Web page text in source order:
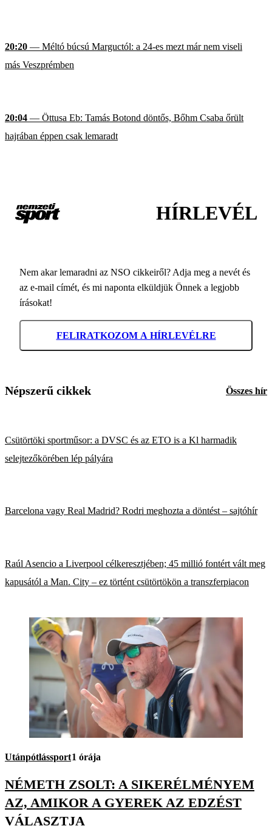
20:20 — Méltó búcsú Marguctól: a 24-es mezt már nem viseli
más Veszprémben
20:04 — Öttusa Eb: Tamás Botond döntős, Bőhm Csaba őrült
hajrában éppen csak lemaradt
HÍRLEVÉL
Nem akar lemaradni az NSO cikkeiről? Adja meg a nevét és
az e-mail címét, és mi naponta elküldjük Önnek a legjobb
írásokat!
FELIRATKOZOM A HÍRLEVÉLRE
Népszerű cikkek Összes hír
Csütörtöki sportműsor: a DVSC és az ETO is a Kl harmadik
selejtezőkörében lép pályára
Barcelona vagy Real Madrid? Rodri meghozta a döntést – sajtóhír
Raúl Asencio a Liverpool célkeresztjében; 45 millió fontért vált meg
kapusától a Man. City – ez történt csütörtökön a transzferpiacon
Utánpótlássport1 órája
NÉMETH ZSOLT: A SIKERÉLMÉNYEM
AZ, AMIKOR A GYEREK AZ EDZÉST
VÁLASZTJA